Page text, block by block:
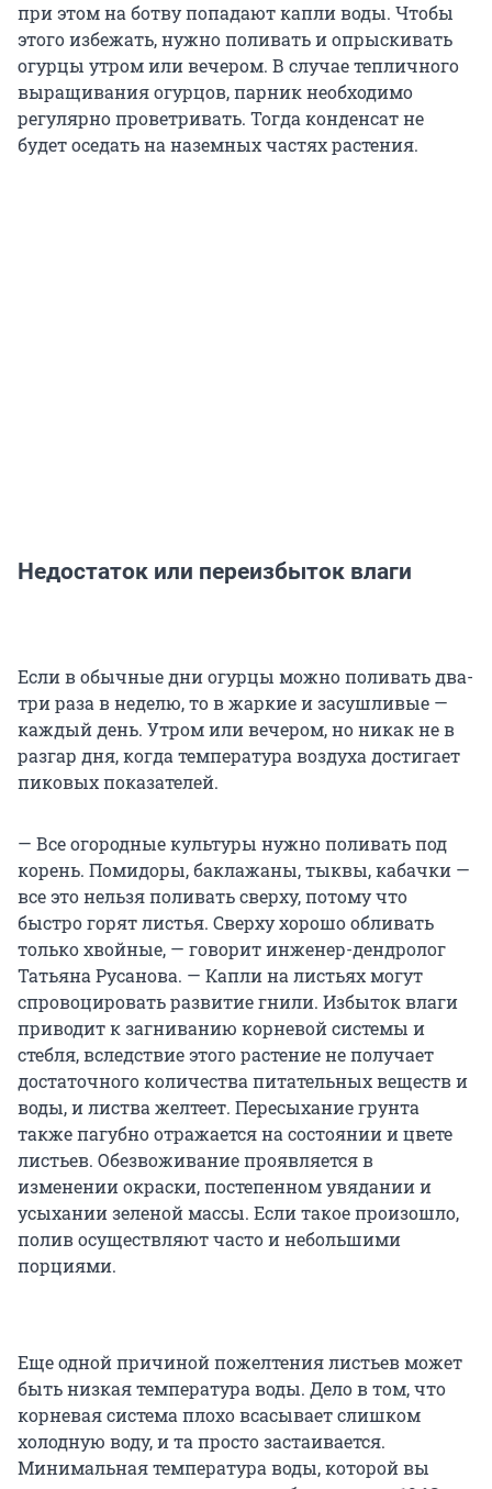
при этом на ботву попадают капли воды. Чтобы
этого избежать, нужно поливать и опрыскивать
огурцы утром или вечером. В случае тепличного
выращивания огурцов, парник необходимо
регулярно проветривать. Тогда конденсат не
будет оседать на наземных частях растения.
Недостаток или переизбыток влаги
Если в обычные дни огурцы можно поливать два-
три раза в неделю, то в жаркие и засушливые —
каждый день. Утром или вечером, но никак не в
разгар дня, когда температура воздуха достигает
пиковых показателей.
— Все огородные культуры нужно поливать под
корень. Помидоры, баклажаны, тыквы, кабачки —
все это нельзя поливать сверху, потому что
быстро горят листья. Сверху хорошо обливать
только хвойные, — говорит инженер-дендролог
Татьяна Русанова. — Капли на листьях могут
спровоцировать развитие гнили. Избыток влаги
приводит к загниванию корневой системы и
стебля, вследствие этого растение не получает
достаточного количества питательных веществ и
воды, и листва желтеет. Пересыхание грунта
также пагубно отражается на состоянии и цвете
листьев. Обезвоживание проявляется в
изменении окраски, постепенном увядании и
усыхании зеленой массы. Если такое произошло,
полив осуществляют часто и небольшими
порциями.
Еще одной причиной пожелтения листьев может
быть низкая температура воды. Дело в том, что
корневая система плохо всасывает слишком
холодную воду, и та просто застаивается.
Минимальная температура воды, которой вы